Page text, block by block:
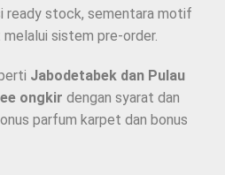
ready stock, sementara motif
sistem pre-order.
Jabodetabek dan Pulau
ongkir dengan syarat dan
parfum karpet dan bonus